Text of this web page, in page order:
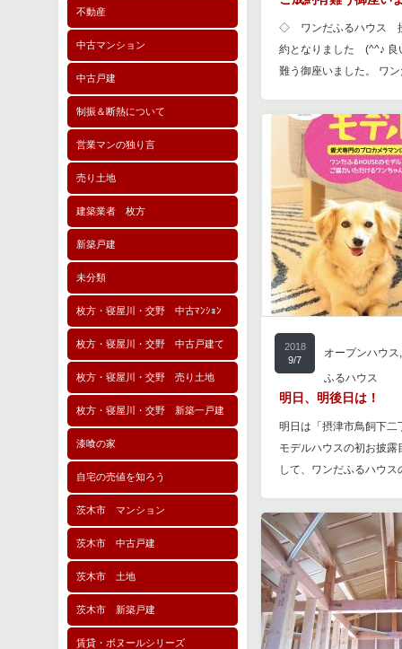
不動産
中古マンション
中古戸建
制振＆断熱について
営業マンの独り言
売り土地
建築業者 枚方
新築戸建
未分類
枚方・寝屋川・交野 中古ﾏﾝｼｮﾝ
枚方・寝屋川・交野 中古戸建て
枚方・寝屋川・交野 売り土地
枚方・寝屋川・交野 新築一戸建
漆喰の家
自宅の売値を知ろう
茨木市 マンション
茨木市 中古戸建
茨木市 土地
茨木市 新築戸建
賃貸・ボヌールシリーズ
◇ ワンだふるハウス
約となりました (^^♪ 良
難う御座いました。 ワ
2018
9/7
オープンハウス
ふるハウス
明日、明後日は！
明日は「摂津市鳥飼下
モデルハウスの初お披
して、ワンだふるハウ